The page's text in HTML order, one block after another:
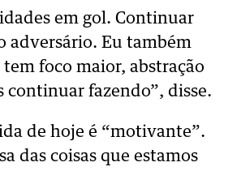
em gol. Continuar
adversário. Eu também
foco maior, abstração
continuar fazendo”, disse.
de hoje é “motivante”.
das coisas que estamos